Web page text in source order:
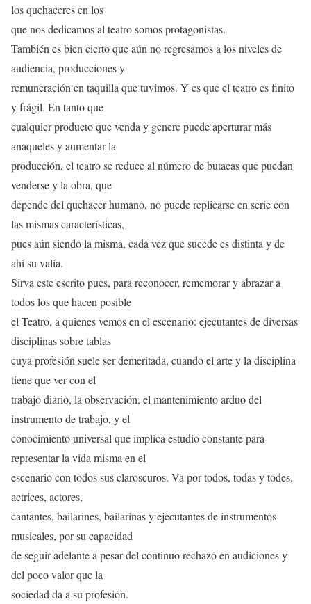
los quehaceres en los
que nos dedicamos al teatro somos protagonistas.
También es bien cierto que aún no regresamos a los niveles de
audiencia, producciones y
remuneración en taquilla que tuvimos. Y es que el teatro es finito
y frágil. En tanto que
cualquier producto que venda y genere puede aperturar más
anaqueles y aumentar la
producción, el teatro se reduce al número de butacas que puedan
venderse y la obra, que
depende del quehacer humano, no puede replicarse en serie con
las mismas características,
pues aún siendo la misma, cada vez que sucede es distinta y de
ahí su valía.
Sirva este escrito pues, para reconocer, rememorar y abrazar a
todos los que hacen posible
el Teatro, a quienes vemos en el escenario: ejecutantes de diversas
disciplinas sobre tablas
cuya profesión suele ser demeritada, cuando el arte y la disciplina
tiene que ver con el
trabajo diario, la observación, el mantenimiento arduo del
instrumento de trabajo, y el
conocimiento universal que implica estudio constante para
representar la vida misma en el
escenario con todos sus claroscuros. Va por todos, todas y todes,
actrices, actores,
cantantes, bailarines, bailarinas y ejecutantes de instrumentos
musicales, por su capacidad
de seguir adelante a pesar del continuo rechazo en audiciones y
del poco valor que la
sociedad da a su profesión.